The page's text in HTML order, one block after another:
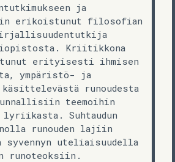
ja
erikoistunut filosofian
Kriitikkona
erityisesti ihmisen
ympäristö- ja
runoudesta
teemoihin
lyriikasta. Suhtaudun
runouden lajiin
syvennyn uteliaisuudella
runoteoksiin.